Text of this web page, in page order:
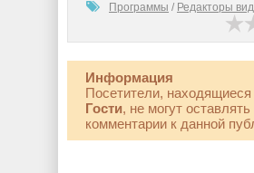
Программы / Редакторы
Информация
Посетители, находящиеся
Гости, не могут оставлять
комментарии к данной